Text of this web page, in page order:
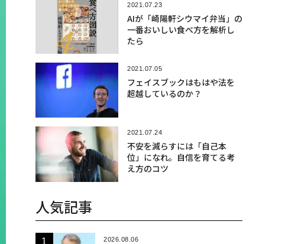
2021.07.23
AIが「崎陽軒シウマイ弁当」の
一番おいしい食べ方を解析し
たら
2021.07.05
フェイスブックはもはや法を
超越しているのか？
2021.07.24
不安を減らすには「自己本
位」になれ。自信を育てる考
え方のコツ
人気記事
2026.08.06